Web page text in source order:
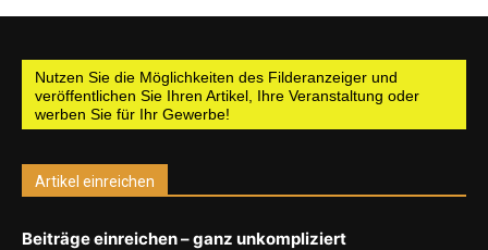
Nutzen Sie die Möglichkeiten des Filderanzeiger und
veröffentlichen Sie Ihren Artikel, Ihre Veranstaltung oder
werben Sie für Ihr Gewerbe!
Artikel einreichen
Beiträge einreichen – ganz unkompliziert